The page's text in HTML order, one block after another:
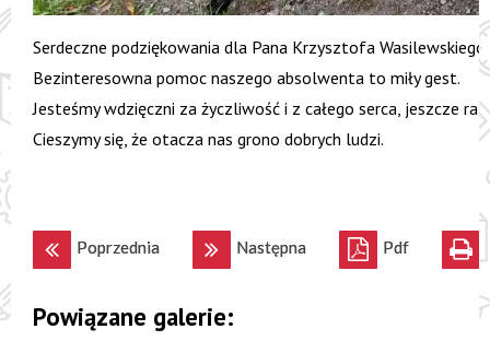
Serdeczne podziękowania dla Pana Krzysztofa
Bezinteresowna pomoc naszego absolwenta to miły gest.
Jesteśmy wdzięczni za życzliwość i z całego serca, jeszcze
Cieszymy się, że otacza nas grono dobrych ludzi.
Poprzednia Następna Pdf
Powiązane galerie: